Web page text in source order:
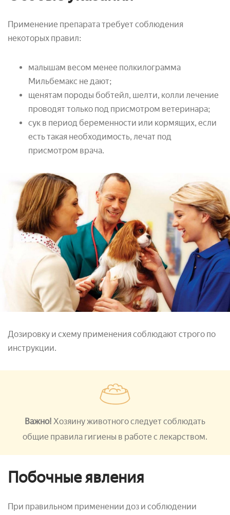
Применение препарата требует соблюдения
некоторых правил:
малышам весом менее полкилограмма
Мильбемакс не дают;
щенятам породы бобтейл, шелти, колли лечение
проводят только под присмотром ветеринара;
cук в период беременности или кормящих, если
есть такая необходимость, лечат под
присмотром врача.
Дозировку и схему применения соблюдают строго по
инструкции.
Важно! Хозяину животного следует соблюдать
общие правила гигиены в работе с лекарством.
Побочные явления
При правильном применении доз и соблюдении